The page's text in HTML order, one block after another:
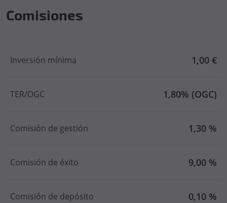
Comisiones
Inversión mínima 1,00 €
TER/OGC 1,80% (OGC)
Comisión de gestión 1,30 %
Comisión de éxito 9,00 %
Comisión de depósito 0,10 %